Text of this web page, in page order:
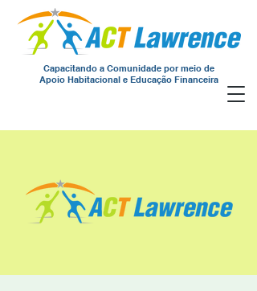
Capacitando a Comunidade por meio de
Apoio Habitacional e Educação Financeira